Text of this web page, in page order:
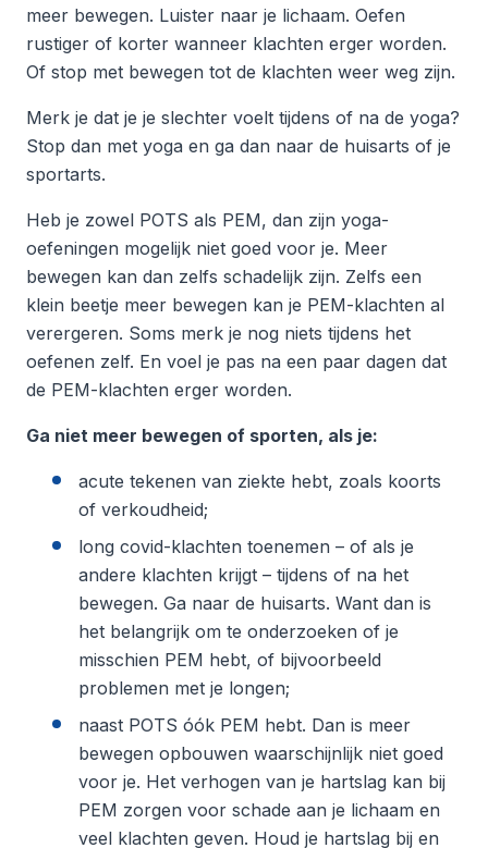
meer bewegen. Luister naar je lichaam. Oefen
rustiger of korter wanneer klachten erger worden.
Of stop met bewegen tot de klachten weer weg zijn.
Merk je dat je je slechter voelt tijdens of na de yoga?
Stop dan met yoga en ga dan naar de huisarts of je
sportarts.
Heb je zowel POTS als PEM, dan zijn yoga-
oefeningen mogelijk niet goed voor je. Meer
bewegen kan dan zelfs schadelijk zijn. Zelfs een
klein beetje meer bewegen kan je PEM-klachten al
verergeren. Soms merk je nog niets tijdens het
oefenen zelf. En voel je pas na een paar dagen dat
de PEM-klachten erger worden.
Ga niet meer bewegen of sporten, als je:
acute tekenen van ziekte hebt, zoals koorts
of verkoudheid;
long covid-klachten toenemen – of als je
andere klachten krijgt – tijdens of na het
bewegen. Ga naar de huisarts. Want dan is
het belangrijk om te onderzoeken of je
misschien PEM hebt, of bijvoorbeeld
problemen met je longen;
naast POTS óók PEM hebt. Dan is meer
bewegen opbouwen waarschijnlijk niet goed
voor je. Het verhogen van je hartslag kan bij
PEM zorgen voor schade aan je lichaam en
veel klachten geven. Houd je hartslag bij en